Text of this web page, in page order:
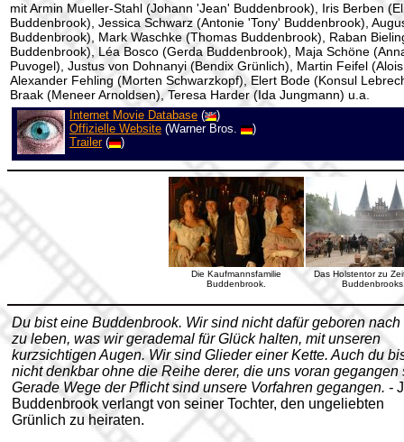
mit Armin Mueller-Stahl (Johann 'Jean' Buddenbrook), Iris Berben
Buddenbrook), Jessica Schwarz (Antonie 'Tony' Buddenbrook),
Buddenbrook), Mark Waschke (Thomas Buddenbrook), Raban
Buddenbrook), Léa Bosco (Gerda Buddenbrook), Maja Schöne
Puvogel), Justus von Dohnanyi (Bendix Grünlich), Martin Feifel
Alexander Fehling (Morten Schwarzkopf), Elert Bode (Konsul
Braak (Meneer Arnoldsen), Teresa Harder (Ida Jungmann) u.a.
Internet Movie Database (
)
Offizielle Website (Warner Bros.
)
Trailer( )
Die Kaufmannsfamilie
Buddenbrook.
Das Holstentor zu
Du bist eine Buddenbrook. Wir sind nicht dafür geboren nach
zu leben, was wir gerademal für Glück halten, mit unseren
kurzsichtigen Augen. Wir sind Glieder einer Kette. Auch du
nicht denkbar ohne die Reihe derer, die uns voran gegangen
Gerade Wege der Pflicht sind unsere Vorfahren gegangen. -
Buddenbrook verlangt von seiner Tochter, den ungeliebten
Grünlich zu heiraten.